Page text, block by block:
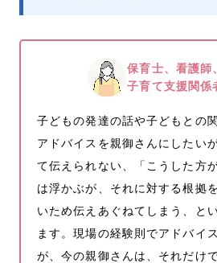
保育士、看護師
子育て支援関係
子どもの発達の話や子どもとの
アドバイスを親御さんにしたい
て伝えられない、「こうした方
は浮かぶが、それに対する根拠
いため伝えあぐねてしまう、と
ます。現場の経験則でアドバイ
が、今の親御さんは、それだけ